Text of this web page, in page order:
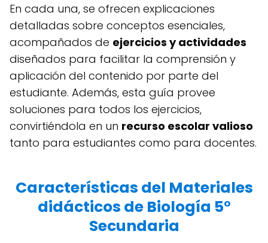
En cada una, se ofrecen explicaciones
detalladas sobre conceptos esenciales,
acompañados de ejercicios y actividades
diseñados para facilitar la comprensión y
aplicación del contenido por parte del
estudiante. Además, esta guía provee
soluciones para todos los ejercicios,
convirtiéndola en un recurso escolar valioso
tanto para estudiantes como para docentes.
Características del Materiales
didácticos de Biología 5°
Secundaria